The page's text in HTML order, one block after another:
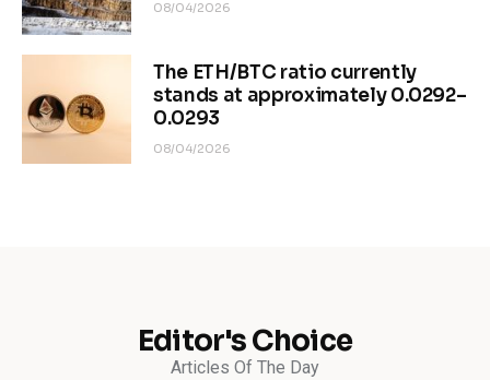
08/04/2026
The ETH/BTC ratio currently
stands at approximately 0.0292–
0.0293
08/04/2026
Editor's Choice
Articles Of The Day